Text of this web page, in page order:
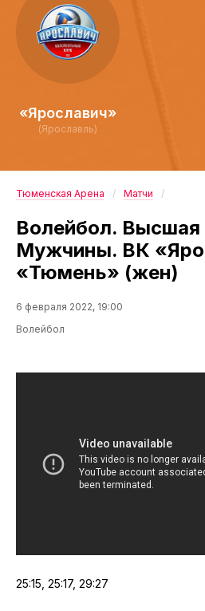
«Ярославич»
(Ярославль)
Тюменская Арена Матчи
Волейбол. Высшая
Мужчины. ВК
«Тюмень» (жен)
6 февраля 2022, 19:00
Волейбол
25:15, 25:17, 29:27